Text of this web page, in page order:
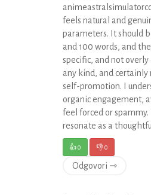
feels natural and
parameters. It should
and 100 words, and
specific, and not
any kind, and
self-promotion. I
organic engagement,
feel forced or
resonate as a
👍0 👎0
Odgovori ⇾